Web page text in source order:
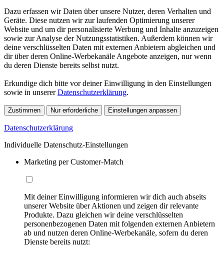
Dazu erfassen wir Daten über unsere Nutzer, deren Verhalten und
Geräte. Diese nutzen wir zur laufenden Optimierung unserer
Website und um dir personalisierte Werbung und Inhalte anzuzeigen
sowie zur Analyse der Nutzungsstatistiken. Außerdem können wir
deine verschlüsselten Daten mit externen Anbietern abgleichen und
dir über deren Online-Werbekanäle Angebote anzeigen, nur wenn
du deren Dienste bereits selbst nutzt.
Erkundige dich bitte vor deiner Einwilligung in den Einstellungen
sowie in unsererDatenschutzerklärung.
Zustimmen Nur erforderliche Einstellungen anpassen
Datenschutzerklärung
Individuelle Datenschutz-Einstellungen
Marketing per Customer-Match
Mit deiner Einwilligung informieren wir dich auch abseits
unserer Website über Aktionen und zeigen dir relevante
Produkte. Dazu gleichen wir deine verschlüsselten
personenbezogenen Daten mit folgenden externen Anbietern
ab und nutzen deren Online-Werbekanäle, sofern du deren
Dienste bereits nutzt: